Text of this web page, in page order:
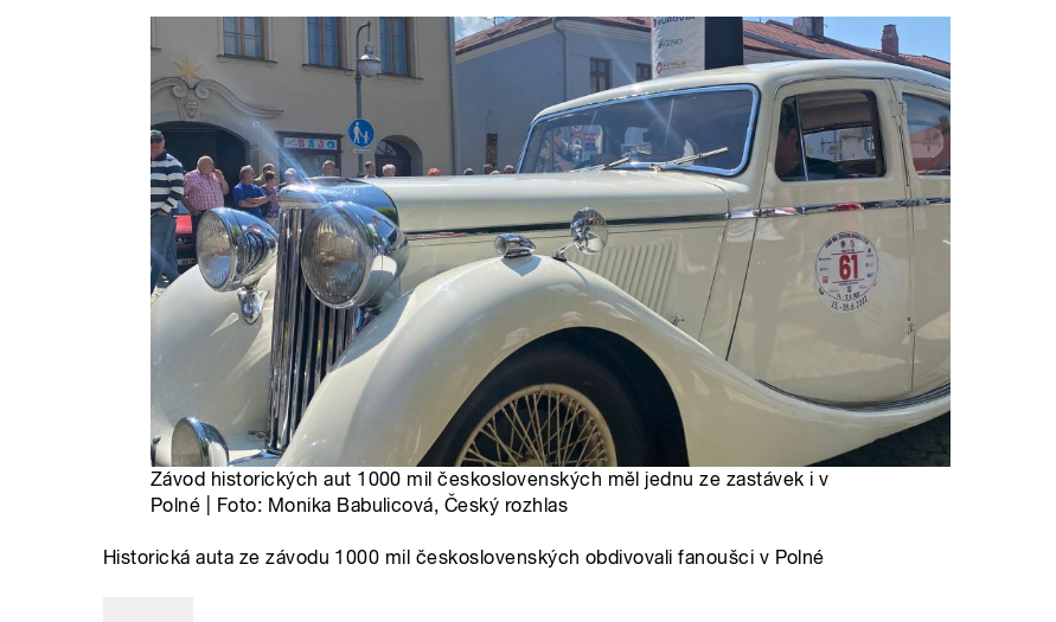
Závod historických aut 1000 mil československých měl jednu ze zastávek i v
Polné | Foto: Monika Babulicová, Český rozhlas
Historická auta ze závodu 1000 mil československých obdivovali fanoušci v Polné